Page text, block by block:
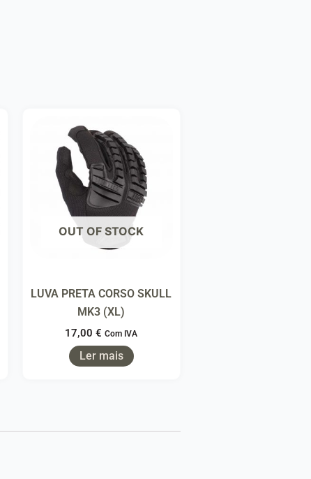
OUT OF STOCK
LUVA PRETA CORSO SKULL
MK3 (XL)
17,00€ Com IVA
Ler mais